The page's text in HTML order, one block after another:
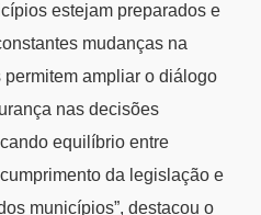
estejam preparados e
mudanças na
ampliar o diálogo
nas decisões
equilíbrio entre
da legislação e
municípios”, destacou o